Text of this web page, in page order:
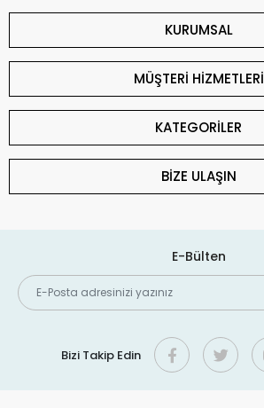
KURUMSAL
MÜŞTERİ HİZMETLERİ
KATEGORİLER
BİZE ULAŞIN
E-Bülten
Bizi Takip Edin